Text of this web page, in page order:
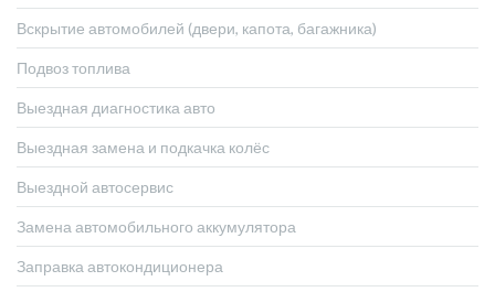
Вскрытие автомобилей (двери, капота, багажника)
Подвоз топлива
Выездная диагностика авто
Выездная замена и подкачка колёс
Выездной автосервис
Замена автомобильного аккумулятора
Заправка автокондиционера